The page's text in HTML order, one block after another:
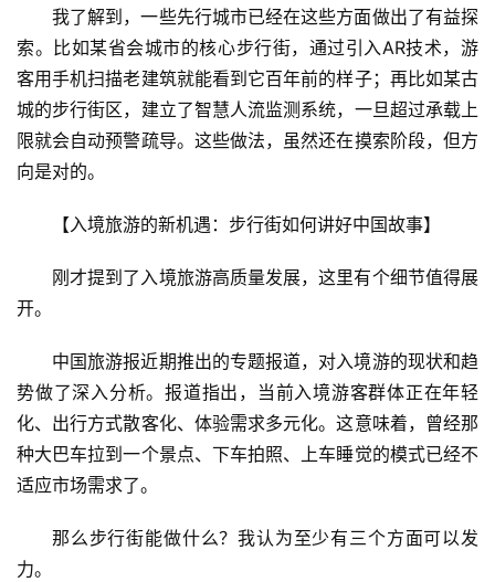
我了解到，一些先行城市已经在这些方面做出了有益探
索。比如某省会城市的核心步行街，通过引入AR技术，游
客用手机扫描老建筑就能看到它百年前的样子；再比如某古
城的步行街区，建立了智慧人流监测系统，一旦超过承载上
限就会自动预警疏导。这些做法，虽然还在摸索阶段，但方
向是对的。
【入境旅游的新机遇：步行街如何讲好中国故事】
刚才提到了入境旅游高质量发展，这里有个细节值得展
开。
中国旅游报近期推出的专题报道，对入境游的现状和趋
势做了深入分析。报道指出，当前入境游客群体正在年轻
化、出行方式散客化、体验需求多元化。这意味着，曾经那
种大巴车拉到一个景点、下车拍照、上车睡觉的模式已经不
适应市场需求了。
那么步行街能做什么？我认为至少有三个方面可以发
力。